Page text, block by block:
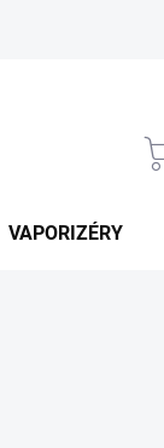
VAPORIZÉRY